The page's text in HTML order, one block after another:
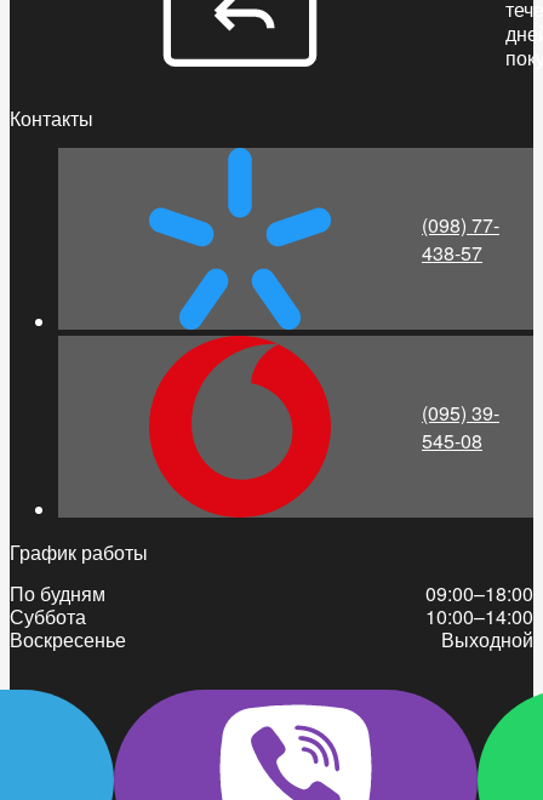
Контакты
(098) 77-
438-57
(095) 39-
545-08
График работы
По будням
09:00–18:00
Суббота
10:00–14:00
Воскресенье
Выходной